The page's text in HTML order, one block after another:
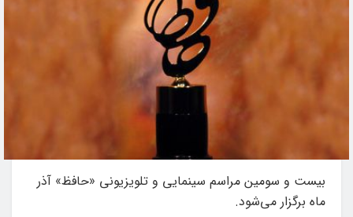
بیست و سومین مراسم سینمایی و تلویزیونی «حافظ» آذر
ماه برگزار می‌شود.